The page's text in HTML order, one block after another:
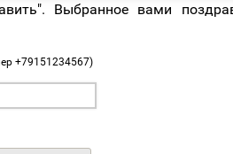
Выбранное вами
+79151234567)